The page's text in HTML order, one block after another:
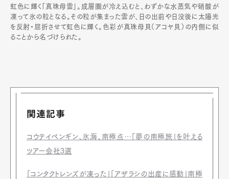
虹色に輝く「真珠母雲」。成層圏が冷え込むと、わずかな水蒸気や硝酸が
凍って氷の粒となる。その粒が集まった雲が、日の出前や日没後に太陽光
を反射・屈折させて虹色に輝く。色彩が真珠母貝（アコヤ貝）の内側に似
ることから名づけられた。
関連記事
コウテイペンギン、氷海、南極点…「夢の南極旅」を叶える
ツアー会社3選
「コンタクトレンズが凍った」「アザラシの出産に感動」南極